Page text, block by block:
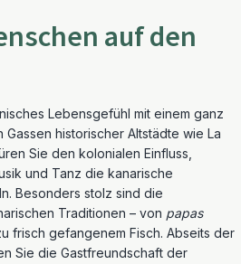
auf den
Lebensgefühl mit einem ganz
historischer Altstädte wie La
Sie den kolonialen Einfluss,
und Tanz die kanarische
Besonders stolz sind die
Traditionen – von papas
frisch gefangenem Fisch. Abseits der
Sie die Gastfreundschaft der